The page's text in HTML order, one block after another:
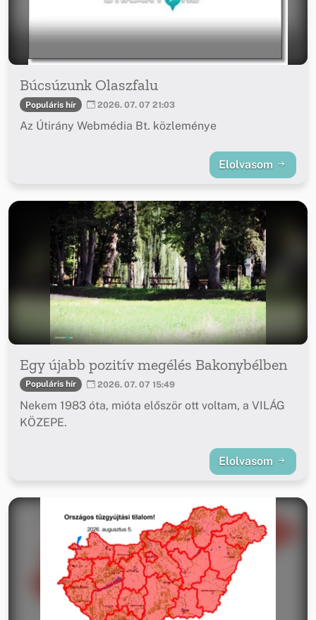
Búcsúzunk Olaszfalu
Populáris hír 2026. 07. 07 21:03
Az Útirány Webmédia Bt. közleménye
Elolvasom
Egy újabb pozitív megélés Bakonybélben
Populáris hír 2026. 07. 07 15:49
Nekem 1983 óta, mióta először ott voltam, a VILÁG
KÖZEPE.
Elolvasom